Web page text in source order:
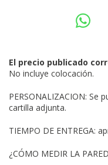
El precio publicado
No incluye colocación.
PERSONALIZACION: Se
cartilla adjunta.
TIEMPO DE ENTREGA:
¿CÓMO MEDIR LA